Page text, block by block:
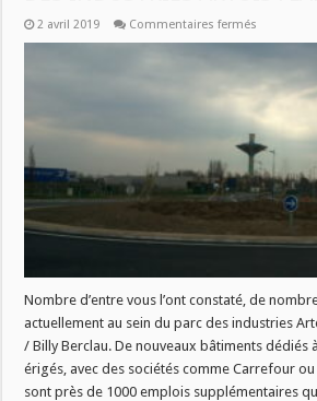
2 avril 2019 Commentaires fermés
DANS
SAVOIR
PLUS
:
LE
PARC
DES
ARTOIS
FLANDRES
Nombre d’entre vous l’ont constaté, de
actuellement au sein du parc des industries
/ Billy Berclau. De nouveaux bâtiments dédiés
érigés, avec des sociétés comme Carrefour
sont près de 1000 emplois supplémentaires